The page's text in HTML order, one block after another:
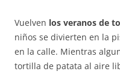
Vuelven los veranos de
niños se divierten en la
en la calle. Mientras
tortilla de patata al aire